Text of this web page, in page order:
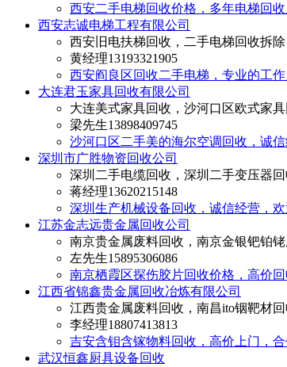
西安二手电梯回收价格，多年电梯回
西安志诚电梯工程有限公司
西安旧电扶梯回收，二手电梯回收拆
黄经理13193321905
西安阎良区回收二手电梯，专业的工
大连君玉家具回收有限公司
大连美式家具回收，沙河口区欧式家
梁先生13898409745
沙河口区二手美的海尔空调回收，诚
深圳市广胜物资回收公司
深圳二手电缆回收，深圳二手变压器
蒋经理13620215148
深圳生产机械设备回收，诚信经营，
江苏金志远贵金属回收公司
南京贵金属废料回收，南京金银钯铂
左先生15895306086
南京栖霞区探伤胶片回收价格，高价
江西省锦鑫贵金属回收冶炼有限公司
江西贵金属废料回收，南昌ito铟靶材
李经理18807413813
吉安含钼含镓物料回收，高价上门，
武汉恒鑫厨具设备回收